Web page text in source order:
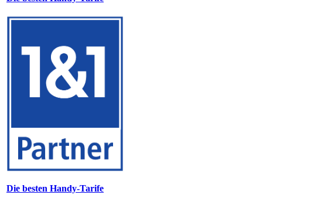
Die besten Handy-Tarife